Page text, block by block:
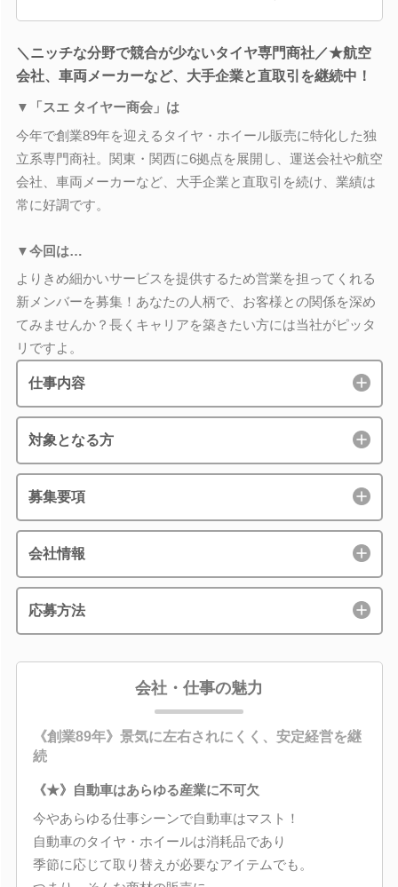
＼ニッチな分野で競合が少ないタイヤ専門商社／★航空
会社、車両メーカーなど、大手企業と直取引を継続中！
▼「スエ タイヤー商会」は
今年で創業89年を迎えるタイヤ・ホイール販売に特化した独
立系専門商社。関東・関西に6拠点を展開し、運送会社や航空
会社、車両メーカーなど、大手企業と直取引を続け、業績は
常に好調です。
▼今回は…
よりきめ細かいサービスを提供するため営業を担ってくれる
新メンバーを募集！あなたの人柄で、お客様との関係を深め
てみませんか？長くキャリアを築きたい方には当社がピッタ
リですよ。
仕事内容
対象となる方
募集要項
会社情報
応募方法
会社・仕事の魅力
《創業89年》景気に左右されにくく、安定経営を継
続
《★》自動車はあらゆる産業に不可欠
今やあらゆる仕事シーンで自動車はマスト！
自動車のタイヤ・ホイールは消耗品であり
季節に応じて取り替えが必要なアイテムでも。